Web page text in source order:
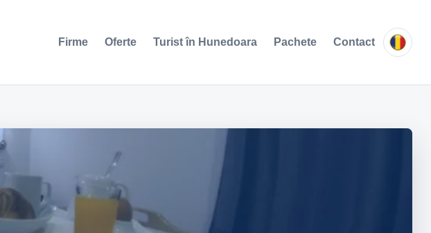
Firme Oferte Turist în Hunedoara Pachete Contact